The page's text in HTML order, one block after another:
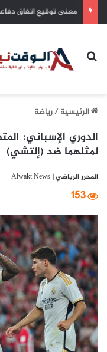
بحث عن
الرئيسية/رياضة
الدوري الإسباني:
لمثلهما ضد (إلتشي)
المحرر الرياضي | Alwakt News
153